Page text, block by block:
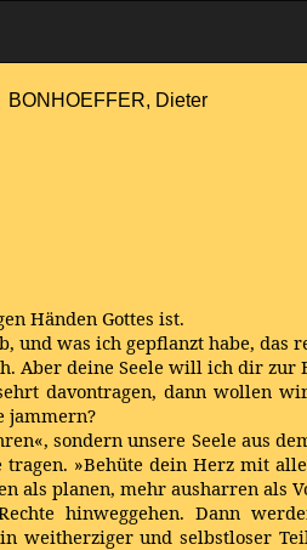
BONHOEFFER, Dieter
Händen Gottes ist.
und was ich gepflanzt habe, das
Aber deine Seele will ich dir zur
davontragen, dann wollen
jammern?
sondern unsere Seele aus
»Behüte dein Herz mit
als planen, mehr ausharren als
hinweggehen. Dann
weitherziger und selbstloser